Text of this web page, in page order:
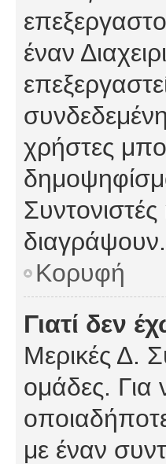
έναν
χρήστες
Κορυφή
Γιατί δεν
Μερικές Δ.
ομάδες. Για
με έναν